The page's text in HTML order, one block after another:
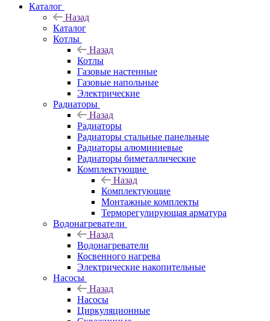
Каталог
Назад
Каталог
Котлы
Назад
Котлы
Газовые настенные
Газовые напольные
Электрические
Радиаторы
Назад
Радиаторы
Радиаторы стальные панельные
Радиаторы алюминиевые
Радиаторы биметаллические
Комплектующие
Назад
Комплектующие
Монтажные комплекты
Терморегулирующая арматура
Водонагреватели
Назад
Водонагреватели
Косвенного нагрева
Электрические накопительные
Насосы
Назад
Насосы
Циркуляционные